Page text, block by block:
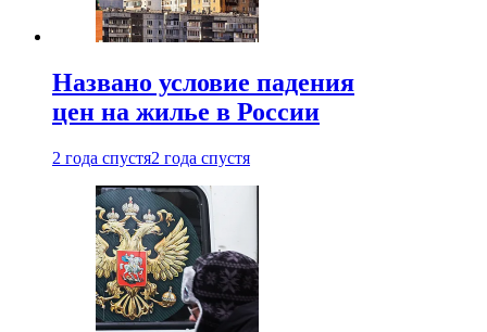
Названо условие падения
цен на жилье в России
2 года спустя2 года спустя